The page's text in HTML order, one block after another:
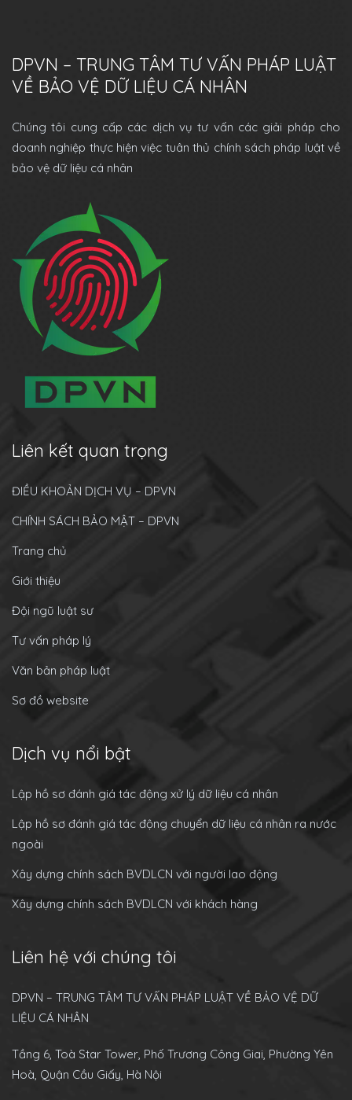
DPVN – TRUNG TÂM TƯ VẤN PHÁP LUẬT
VỀ BẢO VỆ DỮ LIỆU CÁ NHÂN
Chúng tôi cung cấp các dịch vụ tư vấn các giải pháp cho
doanh nghiệp thực hiện việc tuân thủ chính sách pháp luật về
bảo vệ dữ liệu cá nhân
Liên kết quan trọng
ĐIỀU KHOẢN DỊCH VỤ – DPVN
CHÍNH SÁCH BẢO MẬT – DPVN
Trang chủ
Giới thiệu
Đội ngũ luật sư
Tư vấn pháp lý
Văn bản pháp luật
Sơ đồ website
Dịch vụ nổi bật
Lập hồ sơ đánh giá tác động xử lý dữ liệu cá nhân
Lập hồ sơ đánh giá tác động chuyển dữ liệu cá nhân ra nước
ngoài
Xây dựng chính sách BVDLCN với người lao động
Xây dựng chính sách BVDLCN với khách hàng
Liên hệ với chúng tôi
DPVN – TRUNG TÂM TƯ VẤN PHÁP LUẬT VỀ BẢO VỆ DỮ
LIỆU CÁ NHÂN
Tầng 6, Toà Star Tower, Phố Trương Công Giai, Phường Yên
Hoà, Quận Cầu Giấy, Hà Nội